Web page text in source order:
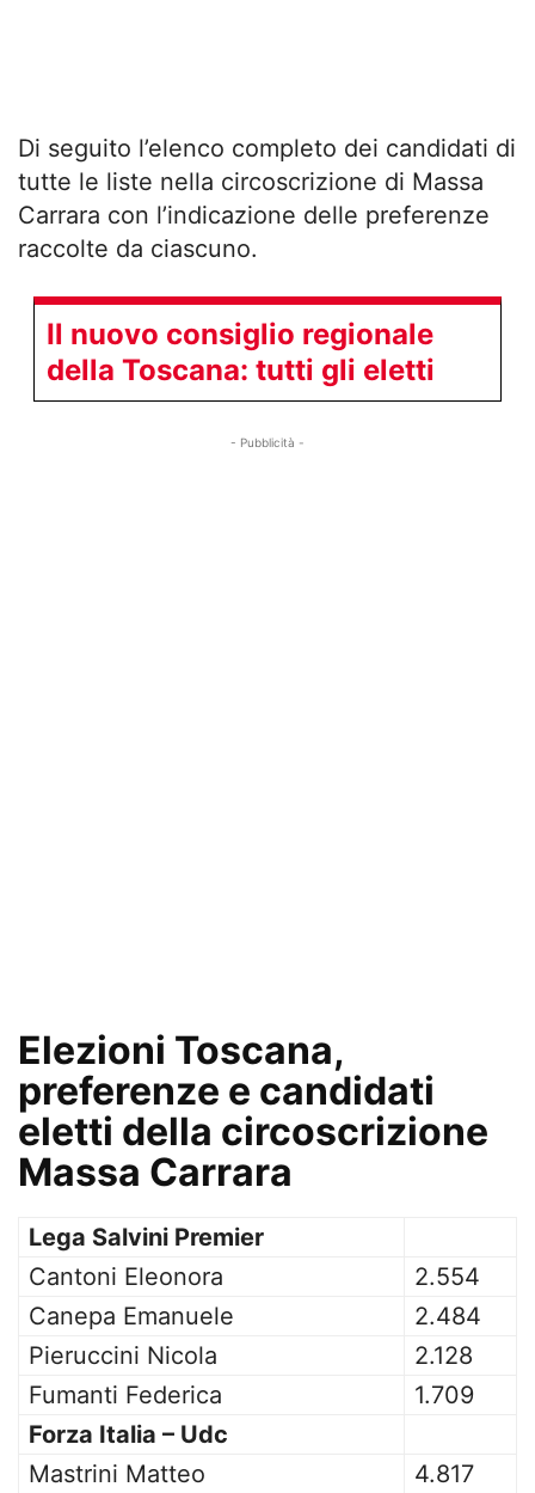
Di seguito l’elenco completo dei candidati di
tutte le liste nella circoscrizione di Massa
Carrara con l’indicazione delle preferenze
raccolte da ciascuno.
Il nuovo consiglio regionale
della Toscana: tutti gli eletti
- Pubblicità -
Elezioni Toscana,
preferenze e candidati
eletti della circoscrizione
Massa Carrara
Lega Salvini Premier
Cantoni Eleonora
2.554
Canepa Emanuele
2.484
Pieruccini Nicola
2.128
Fumanti Federica
1.709
Forza Italia – Udc
Mastrini Matteo
4.817